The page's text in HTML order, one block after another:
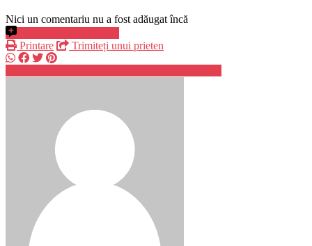
Nici un comentariu nu a fost adăugat încă
Printare
Trimiteți unui prieten